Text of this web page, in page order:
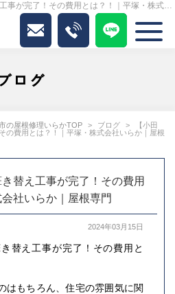
ブログ【小田原市】で屋根葺き替え工事が完了！その費用とは？！｜平塚・株式会社いらか｜屋根専門｜いらか
ログ
の屋根修理いらかTOP ブログ
【小田
の費用とは？！｜平塚・株式会社いらか｜屋根
き替え工事が完了！その費用
社いらか｜屋根専門
2024年03月15日
替え工事が完了！その費用と
はもちろん、住宅の雰囲気に関